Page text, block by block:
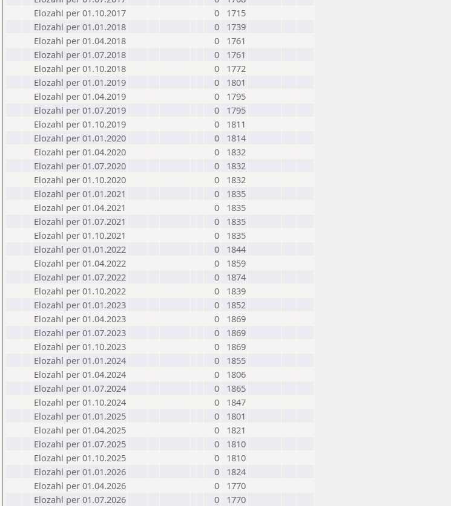
Elozahl per 01.10.2017
0
1715
Elozahl per 01.01.2018
0
1739
Elozahl per 01.04.2018
0
1761
Elozahl per 01.07.2018
0
1761
Elozahl per 01.10.2018
0
1772
Elozahl per 01.01.2019
0
1801
Elozahl per 01.04.2019
0
1795
Elozahl per 01.07.2019
0
1795
Elozahl per 01.10.2019
0
1811
Elozahl per 01.01.2020
0
1814
Elozahl per 01.04.2020
0
1832
Elozahl per 01.07.2020
0
1832
Elozahl per 01.10.2020
0
1832
Elozahl per 01.01.2021
0
1835
Elozahl per 01.04.2021
0
1835
Elozahl per 01.07.2021
0
1835
Elozahl per 01.10.2021
0
1835
Elozahl per 01.01.2022
0
1844
Elozahl per 01.04.2022
0
1859
Elozahl per 01.07.2022
0
1874
Elozahl per 01.10.2022
0
1839
Elozahl per 01.01.2023
0
1852
Elozahl per 01.04.2023
0
1869
Elozahl per 01.07.2023
0
1869
Elozahl per 01.10.2023
0
1869
Elozahl per 01.01.2024
0
1855
Elozahl per 01.04.2024
0
1806
Elozahl per 01.07.2024
0
1865
Elozahl per 01.10.2024
0
1847
Elozahl per 01.01.2025
0
1801
Elozahl per 01.04.2025
0
1821
Elozahl per 01.07.2025
0
1810
Elozahl per 01.10.2025
0
1810
Elozahl per 01.01.2026
0
1824
Elozahl per 01.04.2026
0
1770
Elozahl per 01.07.2026
0 1770